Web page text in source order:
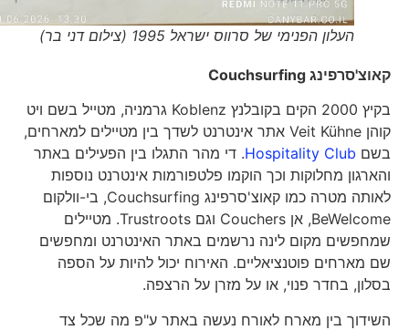
העלון הפנימי של סרווס ישראל 1995 (צילום דני בר)
קאוצ'סרפינגCouchsurfing
בקיץ 2000 הקים בקובלנץ Koblenz גרמניה, מטייל בשם ויט
קוהן Veit Kühne אתר אינטרנט לשדך בין מטיילים למארחים,
בשםHospitality Club
. די מהר התגלו בין הפעילים באתר
והארגון מחלוקות וכך הוקמו פלטפורמות אינטרנט נוספות
לאותה מטרה כמו קאוצ'סרפינג Couchsurfing, בי-וולקום
BeWelcome, אן Couchers וגם Trustroots. מטיילים
שמחפשים מקום לינה נרשמים באתר האינטרנט ומחפשים
שם מארחים פוטנציאליים. האירוח יכול להיות על הספה
בסלון, בחדר פנוי, או על מזרן על הרצפה.
השידוך בין מארח לאורח נעשה באתר ע"פ מה שכל צד